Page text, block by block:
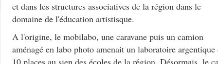
et dans les structures associatives de la région dans le
domaine de l'éducation artistisque.
A l'origine, le mobilabo, une caravane puis un camion
aménagé en labo photo amenait un laboratoire argentique
10 places au sien des écoles de la région. Désormais, le